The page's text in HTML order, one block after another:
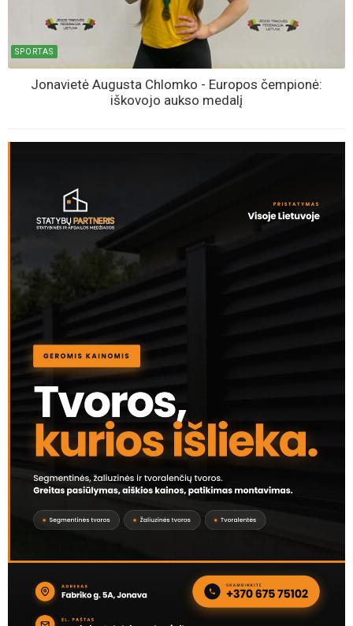
SPORTAS
Jonavietė Augusta Chlomko - Europos čempionė:
iškovojo aukso medalį